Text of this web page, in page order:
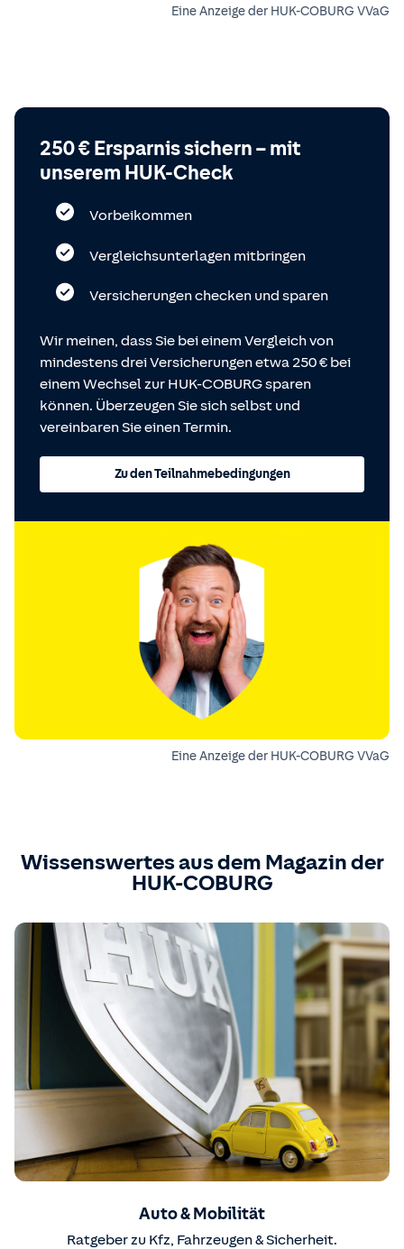
Eine Anzeige der HUK-COBURG VVaG
250 € Ersparnis sichern – mit
unserem HUK-Check
Vorbeikommen
Vergleichsunterlagen mitbringen
Versicherungen checken und sparen
Wir meinen, dass Sie bei einem Vergleich von
mindestens drei Versicherungen etwa 250 € bei
einem Wechsel zur HUK-COBURG sparen
können. Überzeugen Sie sich selbst und
vereinbaren Sie einen Termin.
Zu den Teilnahmebedingungen
Eine Anzeige der HUK-COBURG VVaG
Wissenswertes aus dem Magazin der
HUK-COBURG
Auto & Mobilität
Ratgeber zu Kfz, Fahrzeugen & Sicherheit.